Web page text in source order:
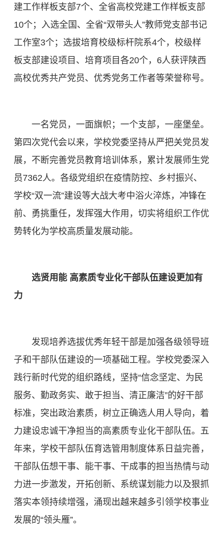
建工作样板支部7个、全省高校党建工作样板支部
10个；入选全国、全省“双带头人”教师党支部书记
工作室3个；选拔培育校级标杆院系4个，校级样
板支部建设项目、培育项目各20个，6人获评陕西
高校优秀共产党员、优秀党务工作者等荣誉称号。
一名党员，一面旗帜；一个支部，一座堡垒。
第四次党代会以来，学校党委坚持从严把关党员发
展，不断完善党员教育培训体系，累计发展师生党
员7362人。各级党组织在疫情防控、乡村振兴、
学校“双一流”建设等大战大考中浴火淬炼，冲锋在
前、勇挑重任，发挥强大作用，切实将组织工作优
势转化为学校高质量发展动能。
选贤用能 高素质专业化干部队伍建设更加有
力
发现培养选拔优秀年轻干部是加强各级领导班
子和干部队伍建设的一项基础工程。学校党委深入
践行新时代党的组织路线，坚持“信念坚定、为民
服务、勤政务实、敢于担当、清正廉洁”的好干部
标准，突出政治素质，树立正确选人用人导向，着
力建设忠诚干净担当的高素质专业化干部队伍。五
年来，学校干部队伍育选管用制度体系日益完善，
干部队伍想干事、能干事、干成事的担当热情与动
力进一步激发，开拓创新、系统谋划能力以及狠抓
落实本领持续增强，涌现出越来越多引领学校事业
发展的“领头雁”。